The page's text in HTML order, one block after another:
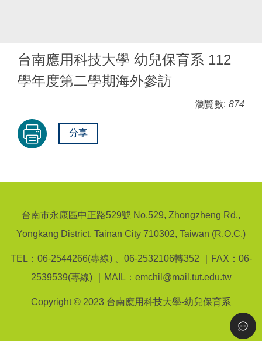
台南應用科技大學 幼兒保育系 112
學年度第二學期海外參訪
瀏覽數: 874
分享
台南市永康區中正路529號 No.529, Zhongzheng Rd.,
Yongkang District, Tainan City 710302, Taiwan (R.O.C.)
TEL：06-2544266(專線) 、06-2532106轉352 ｜FAX：06-
2539539(專線) ｜MAIL：emchil@mail.tut.edu.tw
Copyright © 2023 台南應用科技大學-幼兒保育系